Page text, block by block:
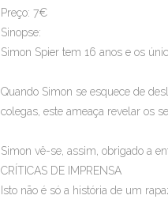
Preço: 7€
Sinopse:
Simon Spier tem 16 anos e os
Quando Simon se esquece de
colegas, este ameaça revelar os
Simon vê-se, assim, obrigado a
CRÍTICAS DE IMPRENSA
Isto não é só a história de um